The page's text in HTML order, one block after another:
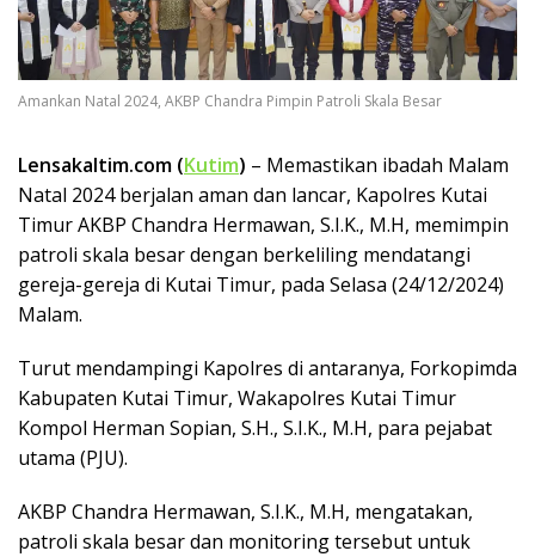
Amankan Natal 2024, AKBP Chandra Pimpin Patroli Skala Besar
Lensakaltim.com (Kutim) – Memastikan ibadah Malam
Natal 2024 berjalan aman dan lancar, Kapolres Kutai
Timur AKBP Chandra Hermawan, S.I.K., M.H, memimpin
patroli skala besar dengan berkeliling mendatangi
gereja-gereja di Kutai Timur, pada Selasa (24/12/2024)
Malam.
Turut mendampingi Kapolres di antaranya, Forkopimda
Kabupaten Kutai Timur, Wakapolres Kutai Timur
Kompol Herman Sopian, S.H., S.I.K., M.H, para pejabat
utama (PJU).
AKBP Chandra Hermawan, S.I.K., M.H, mengatakan,
patroli skala besar dan monitoring tersebut untuk